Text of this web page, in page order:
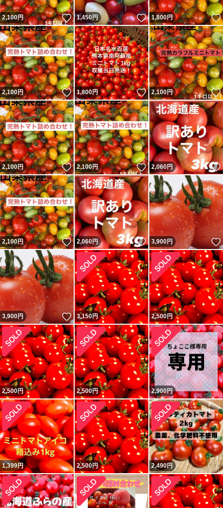
2,100円 いいね！
1,450円 いいね！
1,800円
2,100円 いいね！
1,800円 いいね！
2,100円
2,100円 いいね！
2,100円 いいね！
2,060円
2,100円 いいね！
2,060円 いいね！
3,900円
3,900円 いいね！
3,150円 2,500円
2,500円 2,500円 2,900円
1,399円 2,500円 2,490円